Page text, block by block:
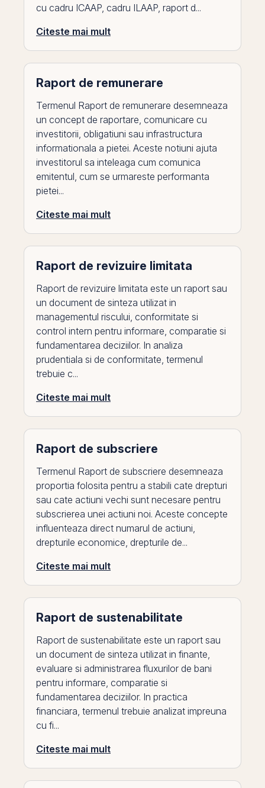
cu cadru ICAAP, cadru ILAAP, raport d...
Citeste mai mult
Raport de remunerare
Termenul Raport de remunerare desemneaza
un concept de raportare, comunicare cu
investitorii, obligatiuni sau infrastructura
informationala a pietei. Aceste notiuni ajuta
investitorul sa inteleaga cum comunica
emitentul, cum se urmareste performanta
pietei...
Citeste mai mult
Raport de revizuire limitata
Raport de revizuire limitata este un raport sau
un document de sinteza utilizat in
managementul riscului, conformitate si
control intern pentru informare, comparatie si
fundamentarea deciziilor. In analiza
prudentiala si de conformitate, termenul
trebuie c...
Citeste mai mult
Raport de subscriere
Termenul Raport de subscriere desemneaza
proportia folosita pentru a stabili cate drepturi
sau cate actiuni vechi sunt necesare pentru
subscrierea unei actiuni noi. Aceste concepte
influenteaza direct numarul de actiuni,
drepturile economice, drepturile de...
Citeste mai mult
Raport de sustenabilitate
Raport de sustenabilitate este un raport sau
un document de sinteza utilizat in finante,
evaluare si administrarea fluxurilor de bani
pentru informare, comparatie si
fundamentarea deciziilor. In practica
financiara, termenul trebuie analizat impreuna
cu fi...
Citeste mai mult